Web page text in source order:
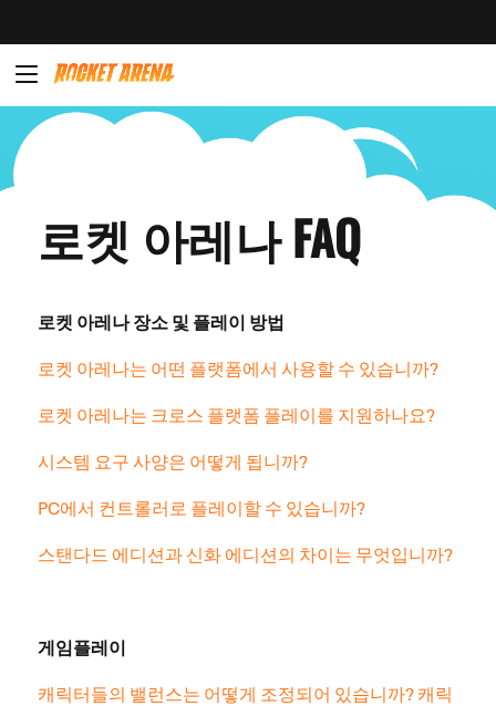
로켓 아레나 FAQ
로켓 아레나 장소 및 플레이 방법
로켓 아레나는 어떤 플랫폼에서 사용할 수 있습니까?
로켓 아레나는 크로스 플랫폼 플레이를 지원하나요?
시스템 요구 사양은 어떻게 됩니까?
PC에서 컨트롤러로 플레이할 수 있습니까?
스탠다드 에디션과 신화 에디션의 차이는 무엇입니까?
게임플레이
캐릭터들의 밸런스는 어떻게 조정되어 있습니까? 캐릭